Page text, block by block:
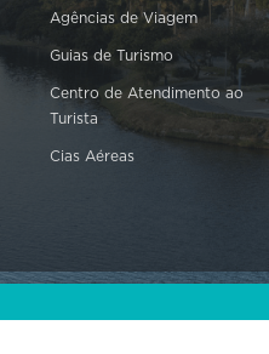
Agências de Viagem
Guias de Turismo
Centro de Atendimento ao
Turista
Cias Aéreas